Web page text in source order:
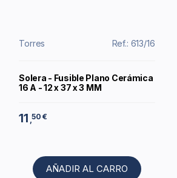
Torres Ref.: 613/16
Solera - Fusible Plano Cerámica
16 A - 12 x 37 x 3 MM
11 ,50 €
AÑADIR AL CARRO